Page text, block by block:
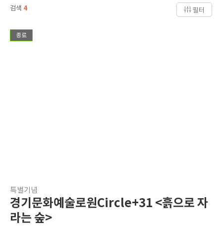
검색 4 필터
종료
특별기념
경기문화예술로원Circle+31 <흙으로 자
라는 숲>